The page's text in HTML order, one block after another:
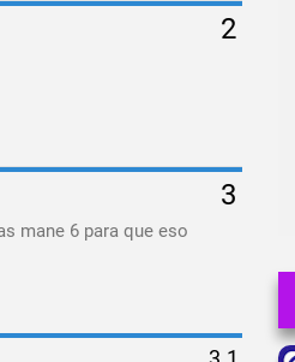
mane 6 para que eso